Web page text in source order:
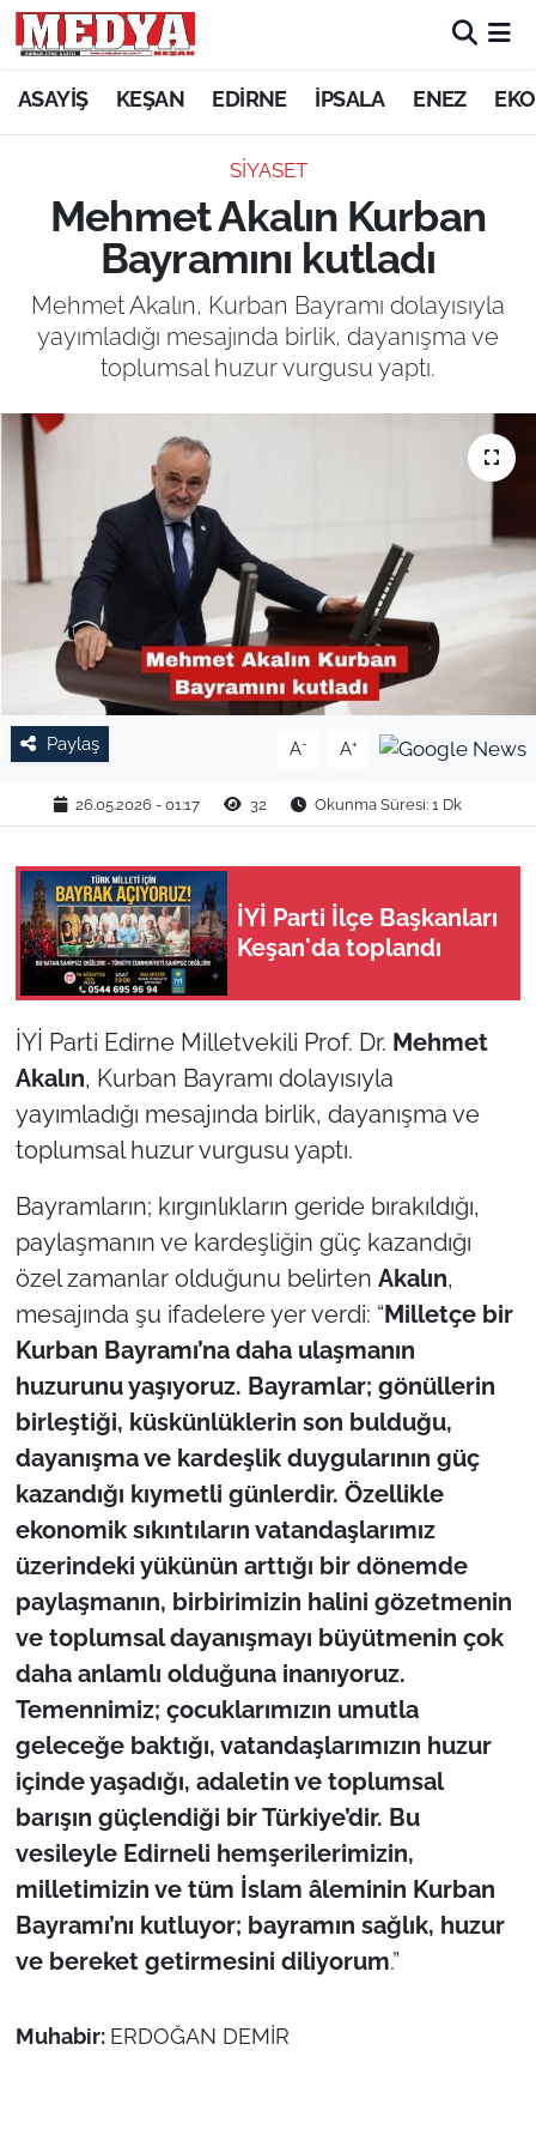
ASAYİŞ KEŞAN EDİRNE İPSALA ENEZ
SİYASET
Mehmet Akalın Kurban
Bayramını kutladı
Mehmet Akalın, Kurban Bayramı dolayısıyla
yayımladığı mesajında birlik, dayanışma ve
toplumsal huzur vurgusu yaptı.
Paylaş A- A+
26.05.2026 - 01:17 32 Okunma Süresi: 1 Dk
İYİ Parti İlçe Başkanları
Keşan'da toplandı
İYİ Parti Edirne Milletvekili Prof. Dr. Mehmet
Akalın, Kurban Bayramı dolayısıyla
yayımladığı mesajında birlik, dayanışma ve
toplumsal huzur vurgusu yaptı.
Bayramların; kırgınlıkların geride bırakıldığı,
paylaşmanın ve kardeşliğin güç kazandığı
özel zamanlar olduğunu belirten Akalın,
mesajında şu ifadelere yer verdi: “Milletçe bir
Kurban Bayramı’na daha ulaşmanın
huzurunu yaşıyoruz. Bayramlar; gönüllerin
birleştiği, küskünlüklerin son bulduğu,
dayanışma ve kardeşlik duygularının güç
kazandığı kıymetli günlerdir. Özellikle
ekonomik sıkıntıların vatandaşlarımız
üzerindeki yükünün arttığı bir dönemde
paylaşmanın, birbirimizin halini gözetmenin
ve toplumsal dayanışmayı büyütmenin çok
daha anlamlı olduğuna inanıyoruz.
Temennimiz; çocuklarımızın umutla
geleceğe baktığı, vatandaşlarımızın huzur
içinde yaşadığı, adaletin ve toplumsal
barışın güçlendiği bir Türkiye’dir. Bu
vesileyle Edirneli hemşerilerimizin,
milletimizin ve tüm İslam âleminin Kurban
Bayramı’nı kutluyor; bayramın sağlık, huzur
ve bereket getirmesini diliyorum.”
Muhabir: ERDOĞAN DEMİR
KEŞAN
ASAYİŞ
SİYASET
GÜNDEM
EĞİTİM
TARIM VE HAYVANCILIK
KÜLTÜR SANAT
RESMİ İLAN
SPOR
YAŞAM
EDİRNE
TEKİRDAĞ
KIRKLARELİ
ÇANAKKALE
TÜRKİYE
Bölge
Güvenlik
Genel
Flaş Haber
Dış Haberler
Magazin
İş Dünyası
Bilim Teknoloji
English News
Canlı Maç
Finans
Genel-A